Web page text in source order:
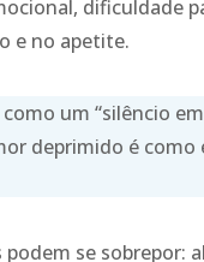
dificuldade
e no apetite.
um “silêncio
deprimido é
se sobrepor: